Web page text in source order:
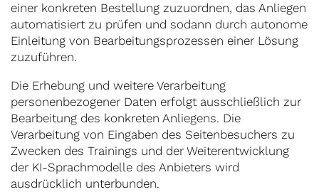
einer konkreten Bestellung zuzuordnen, das Anliegen
automatisiert zu prüfen und sodann durch autonome
Einleitung von Bearbeitungsprozessen einer Lösung
zuzuführen.
Die Erhebung und weitere Verarbeitung
personenbezogener Daten erfolgt ausschließlich zur
Bearbeitung des konkreten Anliegens. Die
Verarbeitung von Eingaben des Seitenbesuchers zu
Zwecken des Trainings und der Weiterentwicklung
der KI-Sprachmodelle des Anbieters wird
ausdrücklich unterbunden.